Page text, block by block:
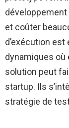
et coûter
d’exécution
dynamiques où
solution peut
startup. Ils
stratégie de